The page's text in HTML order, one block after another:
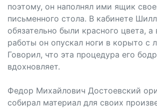
поэтому, он наполнял ими ящик
письменного стола. В кабинете
обязательно были красного цвета, а
работы он опускал ноги в корыто с
Говорил, что эта процедура его
вдохновляет.
Федор Михайлович Достоевский
собирал материал для своих